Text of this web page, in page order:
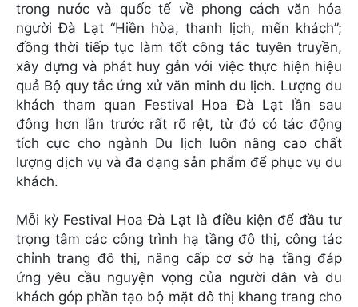
trong nước và quốc tế về phong cách văn hóa
người Đà Lạt “Hiền hòa, thanh lịch, mến khách”;
đồng thời tiếp tục làm tốt công tác tuyên truyền,
xây dựng và phát huy gắn với việc thực hiện hiệu
quả Bộ quy tắc ứng xử văn minh du lịch. Lượng du
khách tham quan Festival Hoa Đà Lạt lần sau
đông hơn lần trước rất rõ rệt, từ đó có tác động
tích cực cho ngành Du lịch luôn nâng cao chất
lượng dịch vụ và đa dạng sản phẩm để phục vụ du
khách.
Mỗi kỳ Festival Hoa Đà Lạt là điều kiện để đầu tư
trọng tâm các công trình hạ tầng đô thị, công tác
chỉnh trang đô thị, nâng cấp cơ sở hạ tầng đáp
ứng yêu cầu nguyện vọng của người dân và du
khách góp phần tạo bộ mặt đô thị khang trang cho